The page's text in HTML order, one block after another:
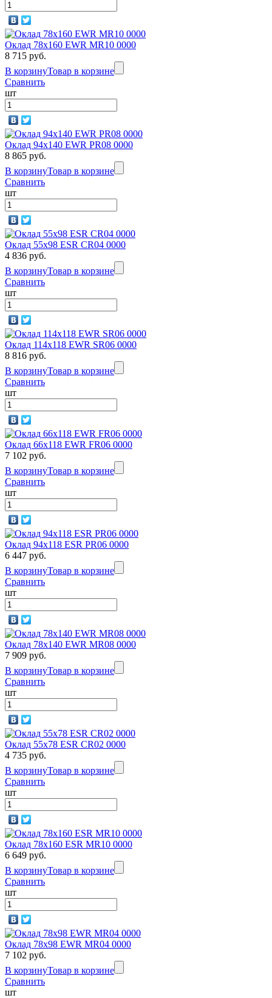
Оклад 78x160 EWR MR10 0000
8 715 руб.
В корзинуТовар в корзине
Сравнить
шт
Оклад 94x140 EWR PR08 0000
8 865 руб.
В корзинуТовар в корзине
Сравнить
шт
Оклад 55x98 ESR CR04 0000
4 836 руб.
В корзинуТовар в корзине
Сравнить
шт
Оклад 114х118 EWR SR06 0000
8 816 руб.
В корзинуТовар в корзине
Сравнить
шт
Оклад 66x118 EWR FR06 0000
7 102 руб.
В корзинуТовар в корзине
Сравнить
шт
Оклад 94x118 ESR PR06 0000
6 447 руб.
В корзинуТовар в корзине
Сравнить
шт
Оклад 78x140 EWR MR08 0000
7 909 руб.
В корзинуТовар в корзине
Сравнить
шт
Оклад 55x78 ESR CR02 0000
4 735 руб.
В корзинуТовар в корзине
Сравнить
шт
Оклад 78x160 ESR MR10 0000
6 649 руб.
В корзинуТовар в корзине
Сравнить
шт
Оклад 78x98 EWR MR04 0000
7 102 руб.
В корзинуТовар в корзине
Сравнить
шт